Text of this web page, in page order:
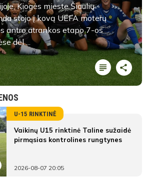
Kiogės mieste Šiaulių
stojo į kovą UEFA moterų
antro atrankos etapo 7-os
dėl ...
U-15 RINKTINĖ
Vaikinų U15 rinktinė Taline sužaidė
pirmąsias kontrolines rungtynes
2026-08-07 20:05